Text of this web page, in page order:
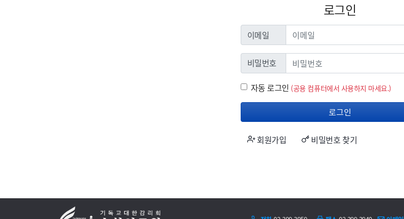
로그인
이메일
이메일
비밀번호
비밀번호
자동 로그인
자동 로그인 (공용 컴퓨터에서 사용하지 마세요.)
로그인
회원가입 비밀번호 찾기